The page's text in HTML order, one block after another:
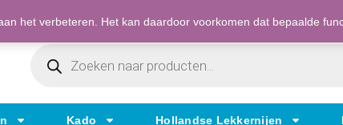
het verbeteren. Het kan daardoor voorkomen dat bepaalde
Bestellen op factuur mogelijk voor bedrijven
Producten
Kado Hollandse Lekkernijen